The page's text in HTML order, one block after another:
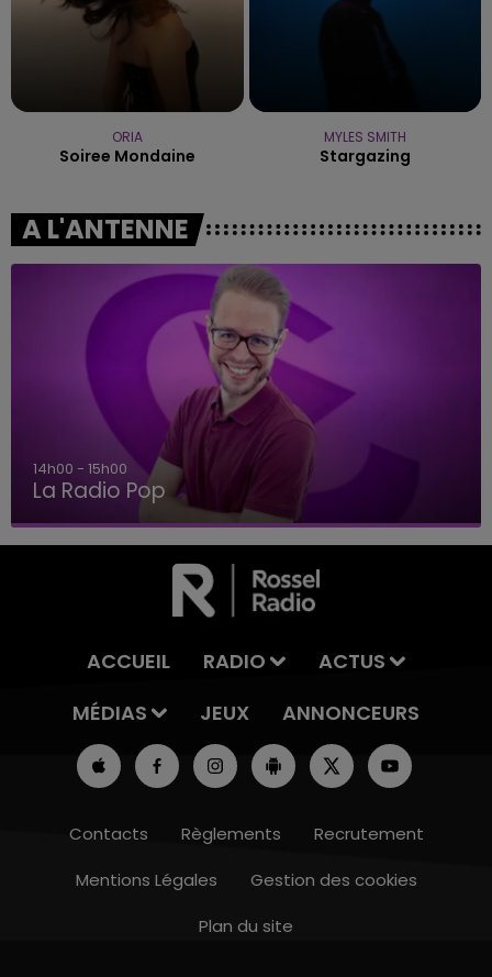
10h00 - 14h00
ORIA
Soiree Mondaine
MYLES SMITH
Stargazing
A L'ANTENNE
14h00 - 15h00
La Radio Pop
ACCUEIL RADIO
ACTUS
MÉDIAS
JEUX ANNONCEURS
Contacts Règlements
Recrutement
Mentions Légales
Gestion des cookies
Plan du site